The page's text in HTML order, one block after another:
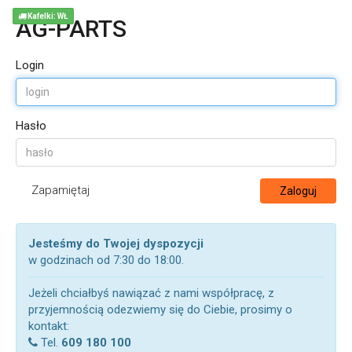
AG-PARTS
Login
Hasło
Zapamiętaj Zaloguj
Jesteśmy do Twojej dyspozycji
w godzinach od 7:30 do 18:00.
Jeżeli chciałbyś nawiązać z nami współpracę, z
przyjemnością odezwiemy się do Ciebie, prosimy o
kontakt:
Tel. 609 180 100
Kafelki: WŁ